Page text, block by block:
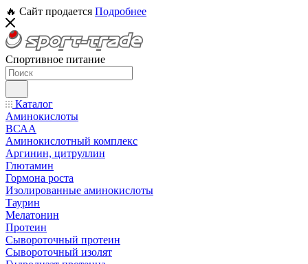
🔥 Сайт продается Подробнее
Спортивное питание
Каталог
Аминокислоты
ВСАА
Аминокислотный комплекс
Аргинин, цитруллин
Глютамин
Гормона роста
Изолированные аминокислоты
Таурин
Мелатонин
Протеин
Сывороточный протеин
Сывороточный изолят